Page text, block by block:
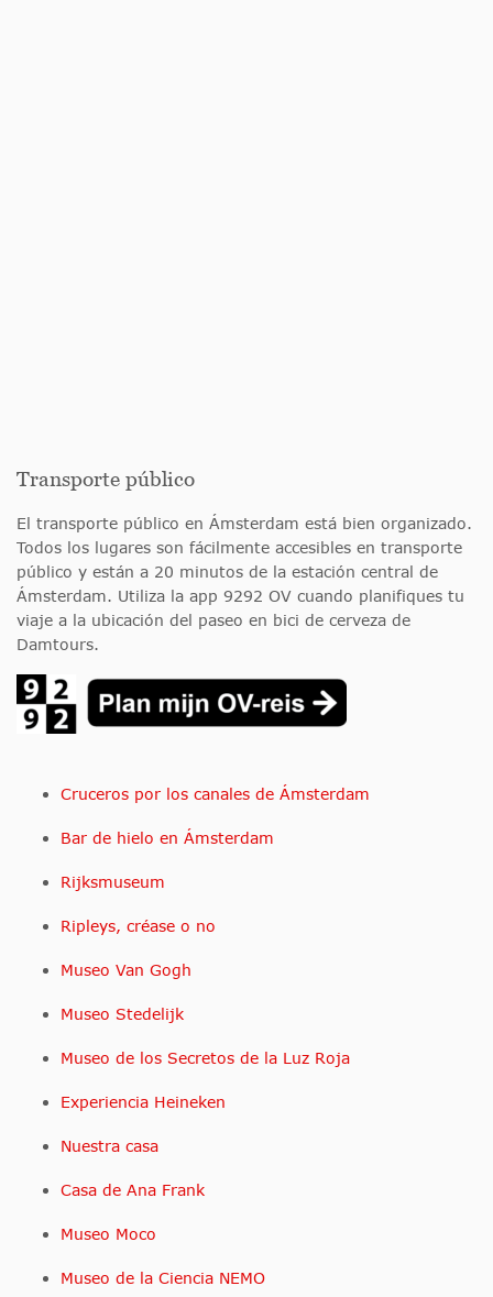
Transporte público
El transporte público en Ámsterdam está bien organizado.
Todos los lugares son fácilmente accesibles en transporte
público y están a 20 minutos de la estación central de
Ámsterdam. Utiliza la app 9292 OV cuando planifiques tu
viaje a la ubicación del paseo en bici de cerveza de
Damtours.
Cruceros por los canales de Ámsterdam
Bar de hielo en Ámsterdam
Rijksmuseum
Ripleys, créase o no
Museo Van Gogh
Museo Stedelijk
Museo de los Secretos de la Luz Roja
Experiencia Heineken
Nuestra casa
Casa de Ana Frank
Museo Moco
Museo de la Ciencia NEMO